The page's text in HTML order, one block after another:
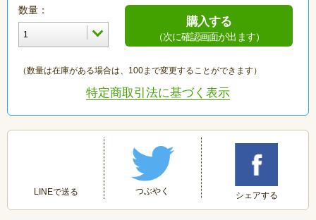
数量：
購入する
（次に確認画面が出ます）
（数量は在庫がある場合は、100まで変更することができます）
特定商取引法に基づく表示
LINEで送る つぶやく シェアする